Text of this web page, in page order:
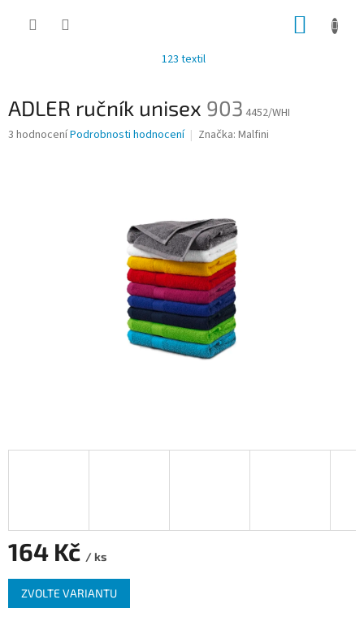
123 textil
ADLER ručník unisex 903 4452/WHI
Průměrné
3 hodnoceníPodrobnosti hodnocení Značka: Malfini
164 Kč / ks
Měrná
cena:
ZVOLTE VARIANTU